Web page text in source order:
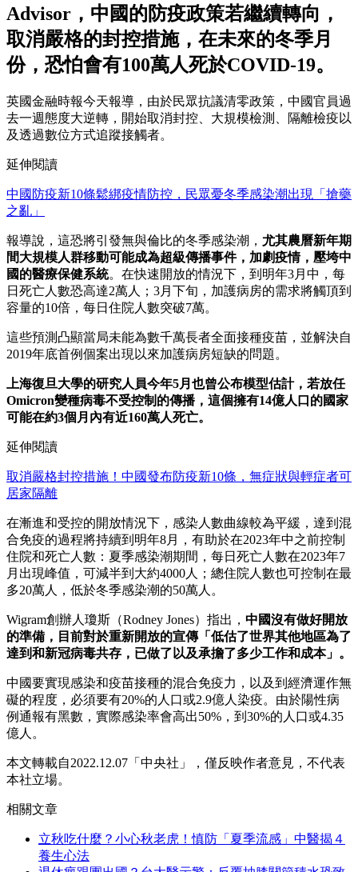
Advisor，中國的防疫政策若繼續轉向，
取消嚴格的封控措施，在未來的冬季月
份，恐怕會有100萬人死於COVID-19。
英國金融時報今天報導，由於民眾抗議清零政策，中國官員過
去一週態度大逆轉，開始取消封控、大規模檢測、隔離檢疫以
及透過數位方式追蹤接觸者。
延伸閱讀
中國防疫新10條鬆綁疫情防控，民眾憂冬季感染潮出現「搶藥
之亂」
報導說，這恐將引發無與倫比的冬季感染潮， 尤其農曆新年期
間大規模人群移動可能成為超級傳播事件，加劇疫情，壓垮中
國的醫療保健系統。在快速開放的情況下，到明年3月中，每
日死亡人數恐高達2萬人；3月下旬，加護病房的需求將觸頂到
容量的10倍，每日住院人數突破7萬。
這些預測凸顯當局未能為數千萬長者全面接種疫苗，並解決自
2019年底首例個案出現以來加護病房短缺的問題。
上海復旦大學的研究人員今年5月也曾公布模型估計，若放任
Omicron變種病毒不受控制的傳播，這個擁有14億人口的國家
可能在約3個月內有近160萬人死亡。
延伸閱讀
取消嚴格封控措施！中國發布防疫新10條，無症狀與輕症者可
居家隔離
在漸進和受控的開放情況下，感染人數曲線較為平緩，達到混
合免疫的過程將持續到明年8月，有助於在2023年中之前控制
住院和死亡人數：夏季感染潮期間，每日死亡人數在2023年7
月出現峰值，可減半到大約4000人；總住院人數也可控制在最
多20萬人，低於冬季感染潮的50萬人。
Wigram創辦人瓊斯（Rodney Jones）指出， 中國沒有做好開放
的準備，目前對於重新開放的宣傳「低估了世界其他地區為了
達到和新冠病毒共存，已做了以及承擔了多少工作和成本」。
中國要實現感染和疫苗接種的混合免疫力，以及到經濟運作無
礙的程度，必須要有20%的人口或2.9億人染疫。由於陽性病
例通報有黑數，實際感染率會高出50%，到30%的人口或4.35
億人。
本文轉載自2022.12.07「中央社」，僅反映作者意見，不代表
本社立場。
相關文章
立秋吃什麼？小心秋老虎！慎防「夏季流感」中醫揭４
養生心法